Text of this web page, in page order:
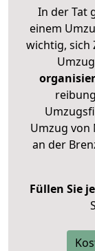
In der Tat
einem
wichtig, sich
Umzug von
an der
Füllen Sie